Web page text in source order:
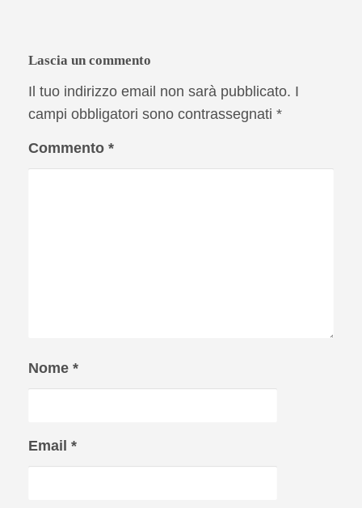
Lascia un commento
Il tuo indirizzo email non sarà pubblicato. I
campi obbligatori sono contrassegnati *
Commento *
Nome *
Email *